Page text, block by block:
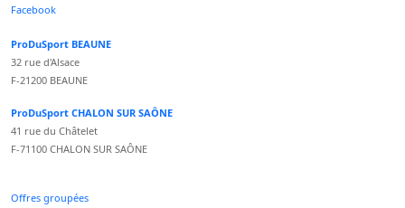
Facebook
ProDuSport BEAUNE
32 rue d'Alsace
F-21200 BEAUNE
ProDuSport CHALON SUR SAÔNE
41 rue du Châtelet
F-71100 CHALON SUR SAÔNE
Offres groupées